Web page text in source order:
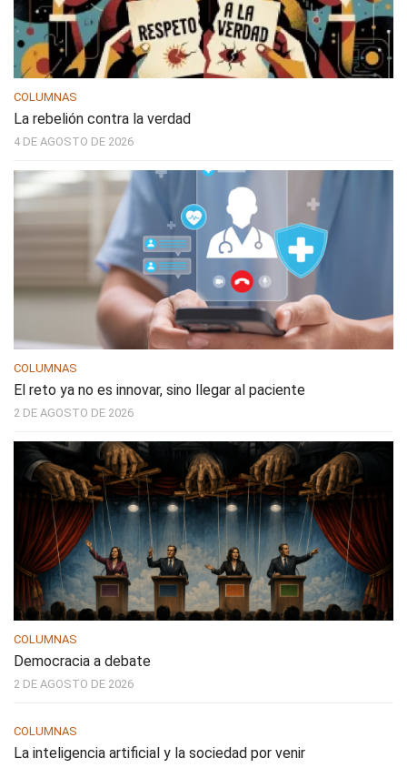
COLUMNAS
La rebelión contra la verdad
4 DE AGOSTO DE 2026
COLUMNAS
El reto ya no es innovar, sino llegar al paciente
2 DE AGOSTO DE 2026
COLUMNAS
Democracia a debate
2 DE AGOSTO DE 2026
COLUMNAS
La inteligencia artificial y la sociedad por venir